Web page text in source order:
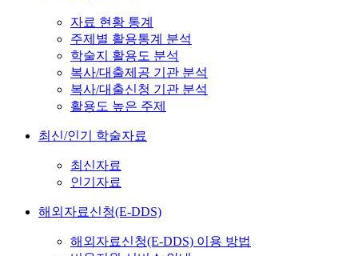
자료 현황 통계
주제별 활용통계 분석
학술지 활용도 분석
복사/대출제공 기관 분석
복사/대출신청 기관 분석
활용도 높은 주제
최신/인기 학술자료
최신자료
인기자료
해외자료신청(E-DDS)
해외자료신청(E-DDS) 이용 방법